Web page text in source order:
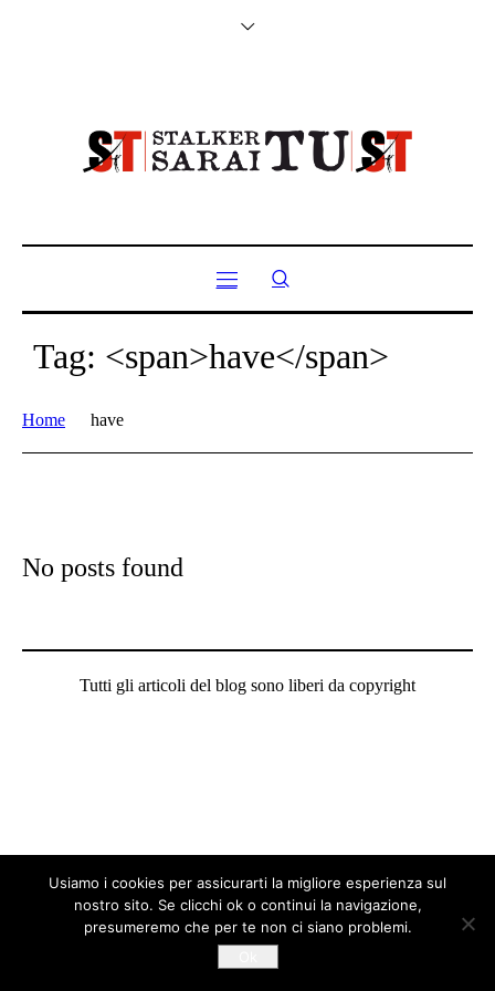
Tag: <span>have</span>
Home have
No posts found
Tutti gli articoli del blog sono liberi da copyright
Usiamo i cookies per assicurarti la migliore esperienza sul
nostro sito. Se clicchi ok o continui la navigazione,
presumeremo che per te non ci siano problemi.